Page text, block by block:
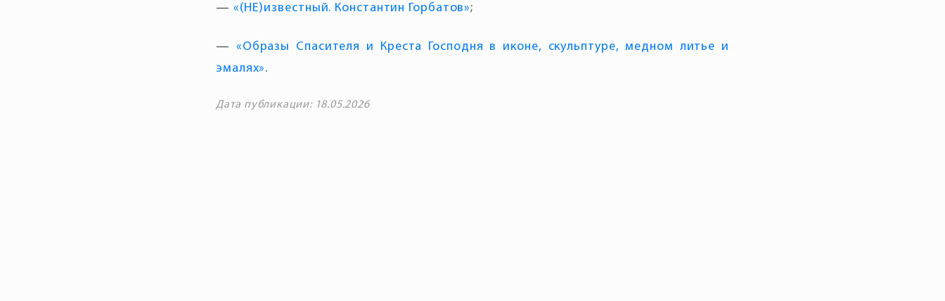
— «(НЕ)известный. Константин Горбатов»;
— «Образы Спасителя и Креста Господня в иконе, скульптуре, медном литье и
эмалях».
Дата публикации: 18.05.2026